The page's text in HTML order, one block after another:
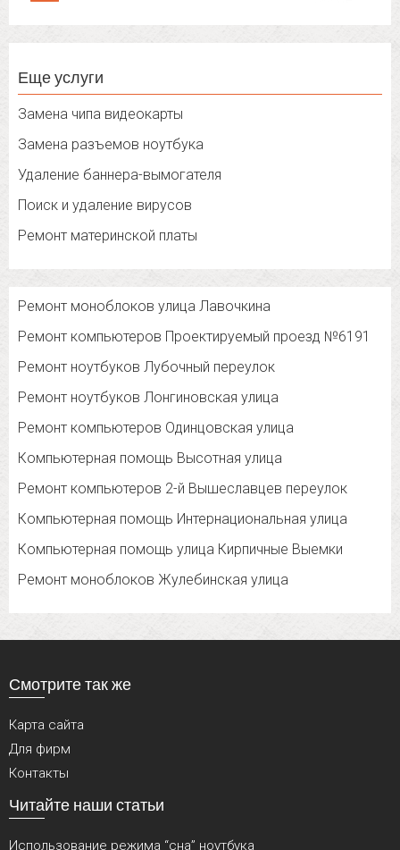
Еще услуги
Замена чипа видеокарты
Замена разъемов ноутбука
Удаление баннера-вымогателя
Поиск и удаление вирусов
Ремонт материнской платы
Ремонт моноблоков улица Лавочкина
Ремонт компьютеров Проектируемый проезд №6191
Ремонт ноутбуков Лубочный переулок
Ремонт ноутбуков Лонгиновская улица
Ремонт компьютеров Одинцовская улица
Компьютерная помощь Высотная улица
Ремонт компьютеров 2-й Вышеславцев переулок
Компьютерная помощь Интернациональная улица
Компьютерная помощь улица Кирпичные Выемки
Ремонт моноблоков Жулебинская улица
Смотрите так же
Карта сайта
Для фирм
Контакты
Читайте наши статьи
Использование режима “сна” ноутбука